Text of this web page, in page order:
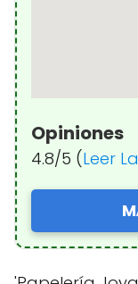
Opiniones
4.8/5 (Leer